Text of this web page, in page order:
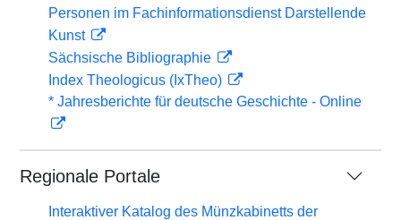
Personen im Fachinformationsdienst Darstellende
Kunst
Sächsische Bibliographie
Index Theologicus (IxTheo)
* Jahresberichte für deutsche Geschichte - Online
Regionale Portale
Interaktiver Katalog des Münzkabinetts der